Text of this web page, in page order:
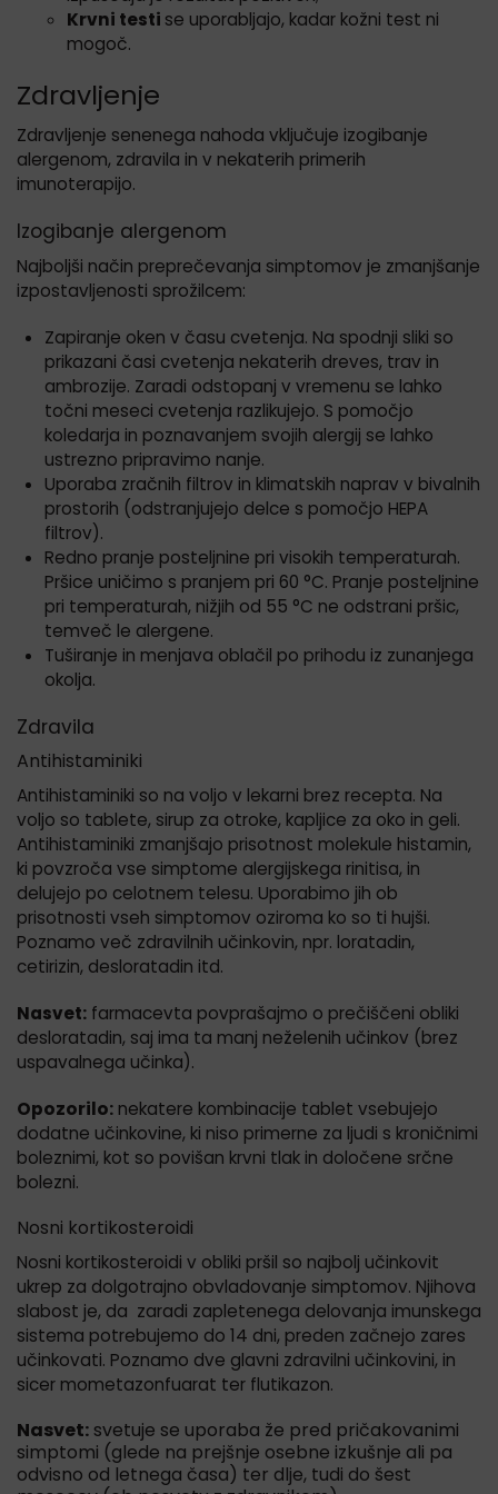
Krvni testi se uporabljajo, kadar kožni test ni
mogoč.
Zdravljenje
Zdravljenje senenega nahoda vključuje izogibanje
alergenom, zdravila in v nekaterih primerih
imunoterapijo.
Izogibanje alergenom
Najboljši način preprečevanja simptomov je zmanjšanje
izpostavljenosti sprožilcem:
Zapiranje oken v času cvetenja. Na spodnji sliki so
prikazani časi cvetenja nekaterih dreves, trav in
ambrozije. Zaradi odstopanj v vremenu se lahko
točni meseci cvetenja razlikujejo. S pomočjo
koledarja in poznavanjem svojih alergij se lahko
ustrezno pripravimo nanje.
Uporaba zračnih filtrov in klimatskih naprav v bivalnih
prostorih (odstranjujejo delce s pomočjo HEPA
filtrov).
Redno pranje posteljnine pri visokih temperaturah.
Pršice uničimo s pranjem pri 60 °C. Pranje posteljnine
pri temperaturah, nižjih od 55 °C ne odstrani pršic,
temveč le alergene.
Tuširanje in menjava oblačil po prihodu iz zunanjega
okolja.
Zdravila
Antihistaminiki
Antihistaminiki so na voljo v lekarni brez recepta. Na
voljo so tablete, sirup za otroke, kapljice za oko in geli.
Antihistaminiki zmanjšajo prisotnost molekule histamin,
ki povzroča vse simptome alergijskega rinitisa, in
delujejo po celotnem telesu. Uporabimo jih ob
prisotnosti vseh simptomov oziroma ko so ti hujši.
Poznamo več zdravilnih učinkovin, npr. loratadin,
cetirizin, desloratadin itd.
Nasvet: farmacevta povprašajmo o prečiščeni obliki
desloratadin, saj ima ta manj neželenih učinkov (brez
uspavalnega učinka).
Opozorilo: nekatere kombinacije tablet vsebujejo
dodatne učinkovine, ki niso primerne za ljudi s kroničnimi
boleznimi, kot so povišan krvni tlak in določene srčne
bolezni.
Nosni kortikosteroidi
Nosni kortikosteroidi v obliki pršil so najbolj učinkovit
ukrep za dolgotrajno obvladovanje simptomov. Njihova
slabost je, da zaradi zapletenega delovanja imunskega
sistema potrebujemo do 14 dni, preden začnejo zares
učinkovati. Poznamo dve glavni zdravilni učinkovini, in
sicer mometazonfuarat ter flutikazon.
Nasvet: svetuje se uporaba že pred pričakovanimi
simptomi (glede na prejšnje osebne izkušnje ali pa
odvisno od letnega časa) ter dlje, tudi do šest